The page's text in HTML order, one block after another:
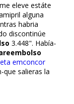
eleve estáte
alguna
habria
discontinúe
3.448". Había-
emconcor
que salieras la